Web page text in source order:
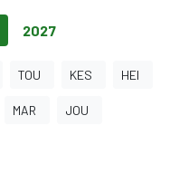
2027
TOU KES HEI
MAR JOU